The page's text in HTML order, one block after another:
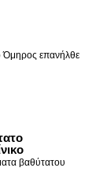
Όμηρος επανήλθε
βαθύτατου